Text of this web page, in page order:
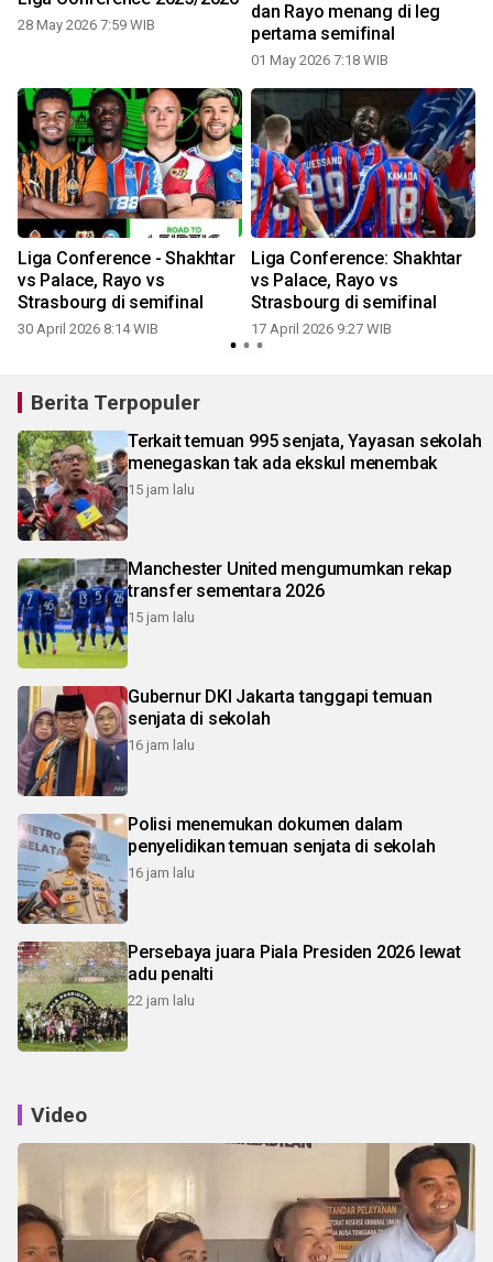
28 May 2026 7:59 WIB
dan Rayo menang di leg
pertama semifinal
01 May 2026 7:18 WIB
Liga Conference - Shakhtar
vs Palace, Rayo vs
Strasbourg di semifinal
30 April 2026 8:14 WIB
Liga Conference: Shakhtar
vs Palace, Rayo vs
Strasbourg di semifinal
17 April 2026 9:27 WIB
Berita Terpopuler
Terkait temuan 995 senjata, Yayasan sekolah
menegaskan tak ada ekskul menembak
15 jam lalu
Manchester United mengumumkan rekap
transfer sementara 2026
15 jam lalu
Gubernur DKI Jakarta tanggapi temuan
senjata di sekolah
16 jam lalu
Polisi menemukan dokumen dalam
penyelidikan temuan senjata di sekolah
16 jam lalu
Persebaya juara Piala Presiden 2026 lewat
adu penalti
22 jam lalu
Video